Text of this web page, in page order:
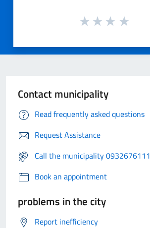
Contact municipality
Read frequently asked questions
Request Assistance
Call the municipality 0932676111
Book an appointment
problems in the city
Report inefficiency